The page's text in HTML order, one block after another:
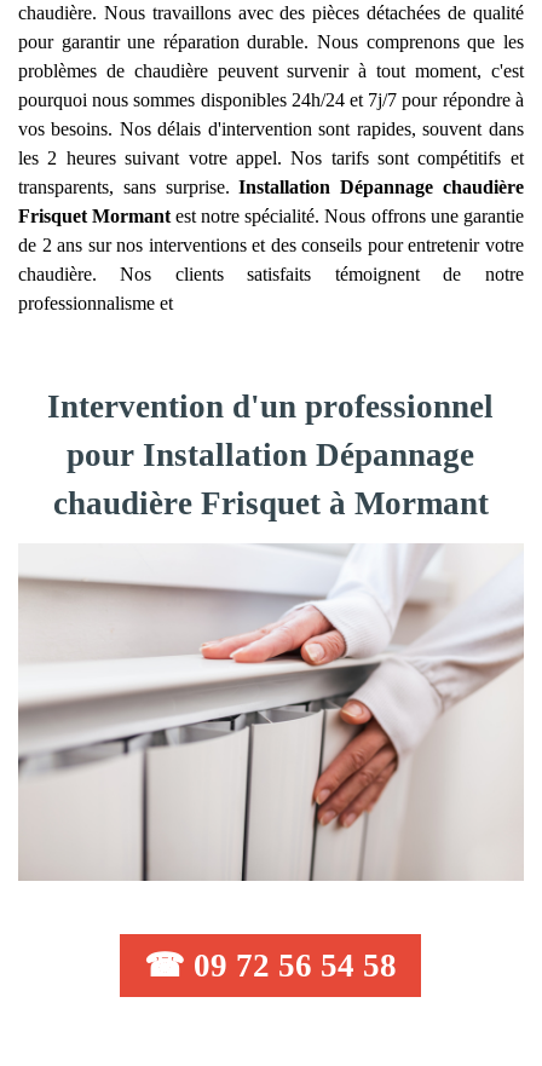
chaudière. Nous travaillons avec des pièces détachées de qualité
pour garantir une réparation durable. Nous comprenons que les
problèmes de chaudière peuvent survenir à tout moment, c'est
pourquoi nous sommes disponibles 24h/24 et 7j/7 pour répondre à
vos besoins. Nos délais d'intervention sont rapides, souvent dans
les 2 heures suivant votre appel. Nos tarifs sont compétitifs et
transparents, sans surprise.Installation Dépannage chaudière
Frisquet Mormant est notre spécialité. Nous offrons une garantie
de 2 ans sur nos interventions et des conseils pour entretenir votre
chaudière. Nos clients satisfaits témoignent de notre
professionnalisme et
Intervention d'un professionnel
pour Installation Dépannage
chaudière Frisquet à Mormant
☎ 09 72 56 54 58